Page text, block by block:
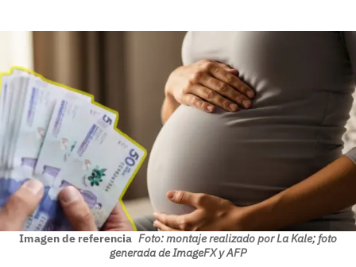
Imagen de referencia Foto: montaje realizado por La Kale; foto
generada de ImageFX y AFP